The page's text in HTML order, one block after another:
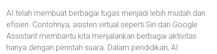
AI telah membuat berbagai tugas menjadi lebih mudah dan
efisien. Contohnya, asisten virtual seperti Siri dan Google
Assistant membantu kita menjalankan berbagai aktivitas
hanya dengan perintah suara. Dalam pendidikan, AI